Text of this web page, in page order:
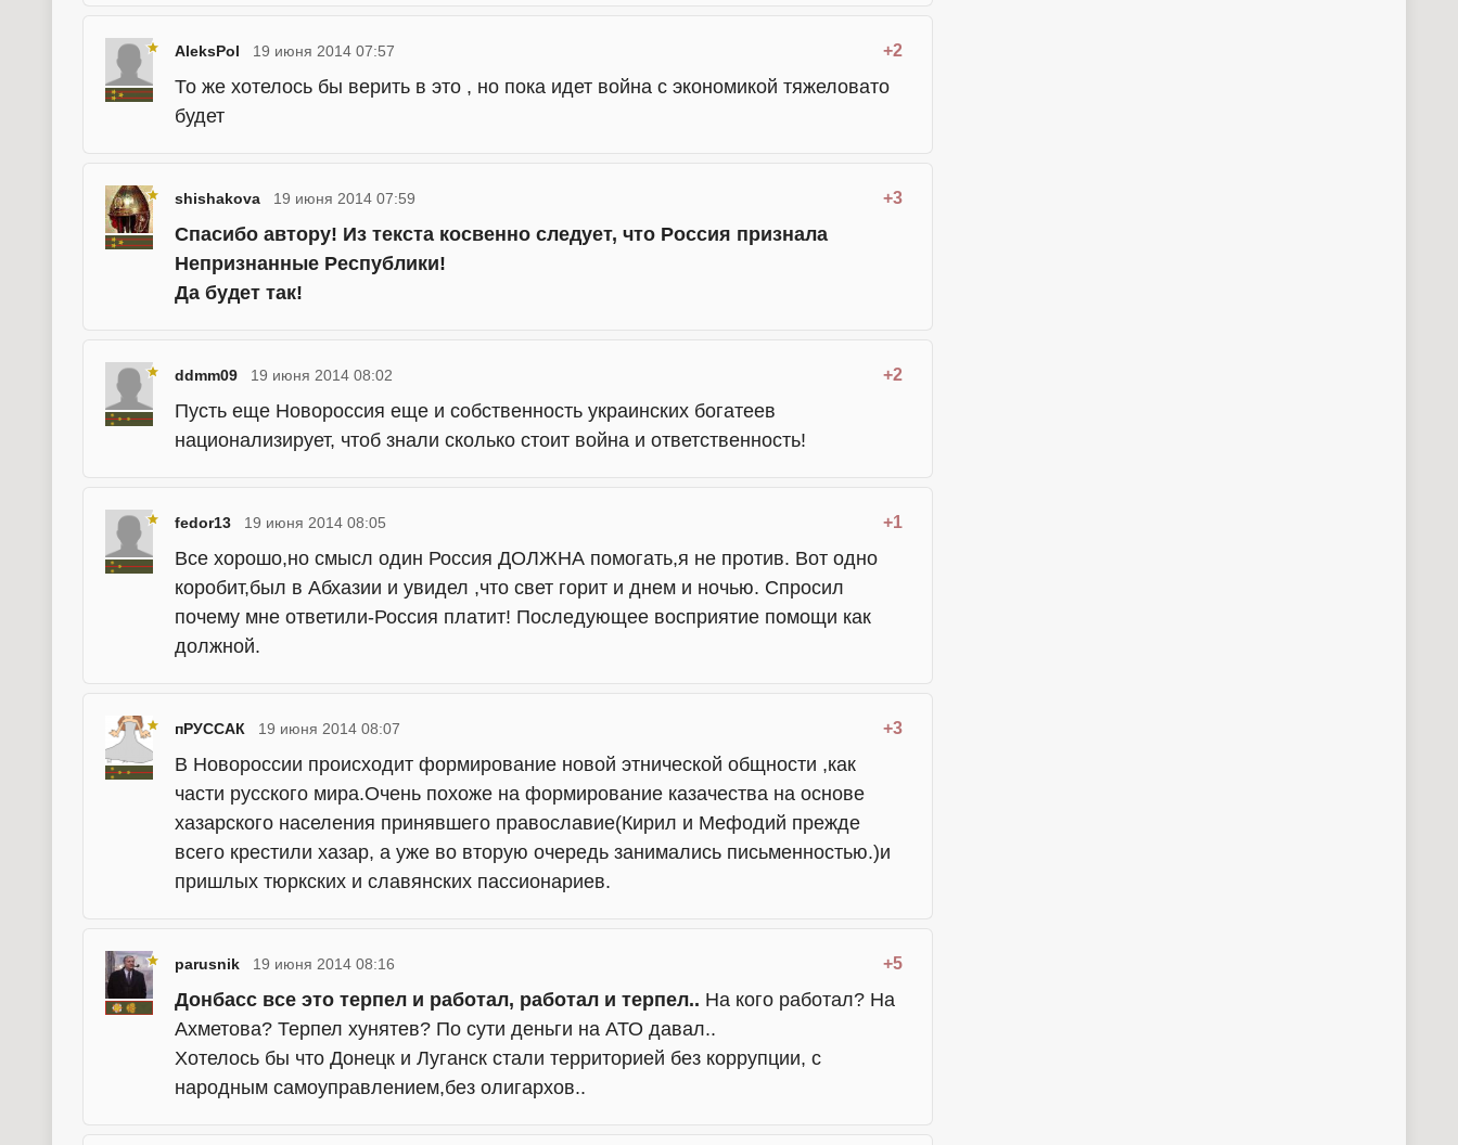
AleksPol +2
19 июня 2014 07:57
То же хотелось бы верить в это , но пока идет война с экономикой тяжеловато
будет
shishakova +3
19 июня 2014 07:59
Спасибо автору! Из текста косвенно следует, что Россия признала
Непризнанные Республики!
Да будет так!
ddmm09 +2
19 июня 2014 08:02
Пусть еще Новороссия еще и собственность украинских богатеев
национализирует, чтоб знали сколько стоит война и ответственность!
fedor13 +1
19 июня 2014 08:05
Все хорошо,но смысл один Россия ДОЛЖНА помогать,я не против. Вот одно
коробит,был в Абхазии и увидел ,что свет горит и днем и ночью. Спросил
почему мне ответили-Россия платит! Последующее восприятие помощи как
должной.
пРУССАК +3
19 июня 2014 08:07
В Новороссии происходит формирование новой этнической общности ,как
части русского мира.Очень похоже на формирование казачества на основе
хазарского населения принявшего православие(Кирил и Мефодий прежде
всего крестили хазар, а уже во вторую очередь занимались письменностью.)и
пришлых тюркских и славянских пассионариев.
parusnik +5
19 июня 2014 08:16
Донбасс все это терпел и работал, работал и терпел.. На кого работал? На
Ахметова? Терпел хунятев? По сути деньги на АТО давал..
Хотелось бы что Донецк и Луганск стали территорией без коррупции, с
народным самоуправлением,без олигархов..